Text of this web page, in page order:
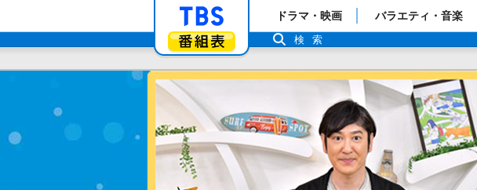
「TBSテレビ」トップページ
番組表
ドラマ・映画 バラエティ・音楽
検索